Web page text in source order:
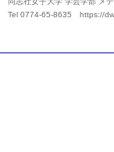
Tel 0774-65-8635 https://